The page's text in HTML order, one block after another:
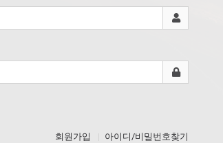
회원가입 아이디/비밀번호찾기